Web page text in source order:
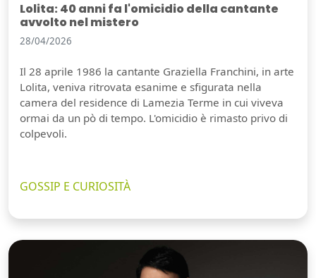
Lolita: 40 anni fa l'omicidio della cantante
avvolto nel mistero
28/04/2026
Il 28 aprile 1986 la cantante Graziella Franchini, in arte
Lolita, veniva ritrovata esanime e sfigurata nella
camera del residence di Lamezia Terme in cui viveva
ormai da un pò di tempo. L'omicidio è rimasto privo di
colpevoli.
GOSSIP E CURIOSITÀ